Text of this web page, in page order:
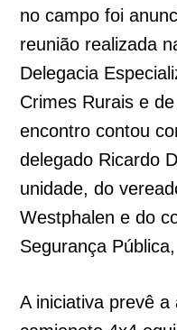
no campo foi
reunião realizada
Delegacia
Crimes Rurais e
encontro contou
delegado Ricardo
unidade, do
Westphalen e do
Segurança
A iniciativa prevê